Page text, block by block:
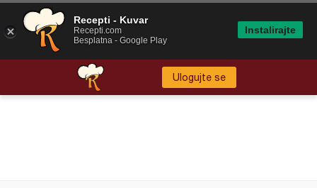
Ulogujte se
Recepti - Kuvar
Recepti.com
Besplatna - Google Play
Instalirajte